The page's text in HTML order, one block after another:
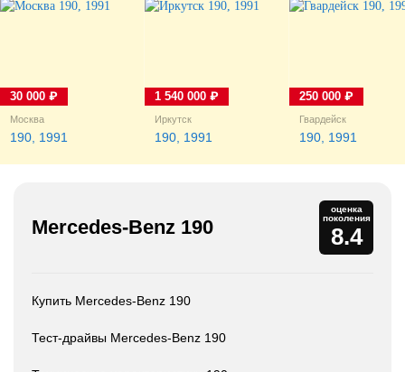
Москва
190, 1991
30 000 ₽
Иркутск
190, 1991
1 540 000 ₽
Гвардейск
190, 1991
250 000 ₽
Mercedes-Benz 190
оценка
поколения
8.4
Купить Mercedes-Benz 190
Тест-драйвы Mercedes-Benz 190